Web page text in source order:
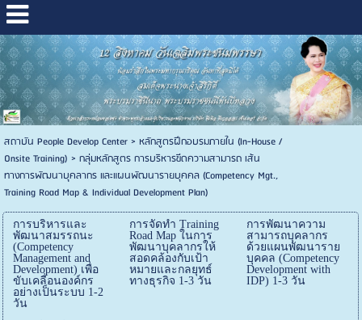
สถาบัน People Develop Center> หลักสูตรฝึกอบรมภายใน (In-House /
Onsite Training) > กลุ่มหลักสูตร การบริหารขีดความสามารถ เส้น
ทางการพัฒนาบุคลากร และแผนพัฒนารายบุคคล (Competency Mgt.,
Training Road Map & Individual Development Plan)
การบริหารและ
พัฒนาสมรรถนะ
(Competency
Management and
Development) เพื่อ
ขับเคลื่อนองค์กร
อย่างเป็นระบบ 1-2
วัน
การจัดทำ Training
Road Map ในการ
พัฒนาบุคลากรให้
สอดคล้องกับเป้า
หมายและกลยุทธ์
ทางธุรกิจ 1-3 วัน
การพัฒนาความ
สามารถบุคลากร
ด้วยแผนพัฒนาราย
บุคคล (Competency
Development with
IDP) 1-3 วัน